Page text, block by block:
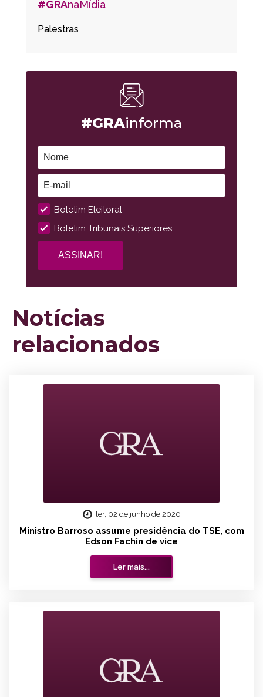
#GRAnaMídia
Palestras
#GRAinforma
Boletim Eleitoral
Boletim Tribunais Superiores
Notícias
relacionados
ter, 02 de junho de 2020
Ministro Barroso assume presidência do TSE, com
Edson Fachin de vice
Ler mais...